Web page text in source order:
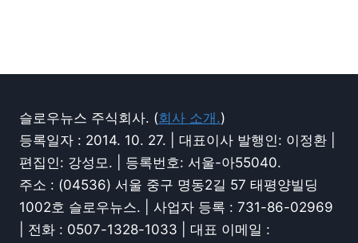
슬로우뉴스 주식회사. (회사 소개.)
등록일자 : 2014. 10. 27. | 대표이사 발행인: 이정환 |
편집인: 강성모. | 등록번호: 서울-아55040.
주소 : (04536) 서울 중구 명동2길 57 태평양빌딩
1002호 슬로우뉴스. | 사업자 등록 : 731-86-02969
| 전화 : 0507-1328-1033 | 대표 이메일 :